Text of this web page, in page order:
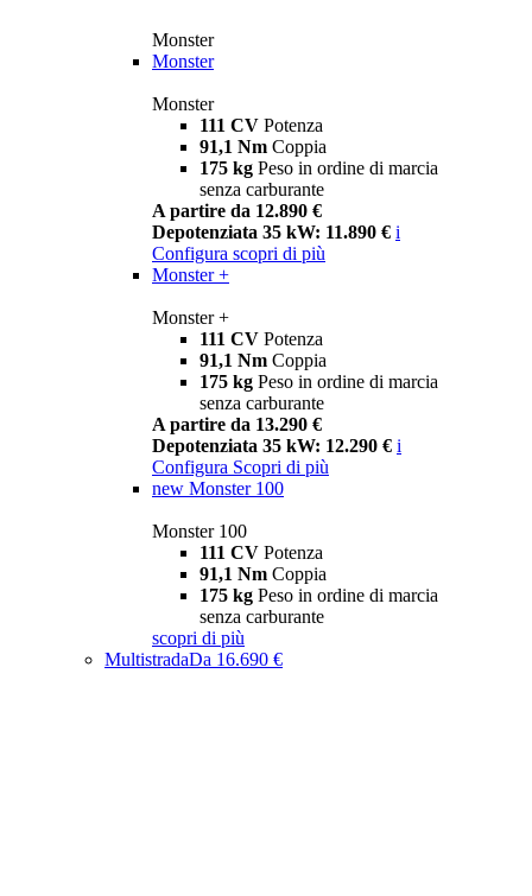
Monster
Monster
Monster
111 CV Potenza
91,1 Nm Coppia
175 kg Peso in ordine di marcia
senza carburante
A partire da 12.890 €
Depotenziata 35 kW: 11.890 € i
Configura scopri di più
Monster +
Monster +
111 CV Potenza
91,1 Nm Coppia
175 kg Peso in ordine di marcia
senza carburante
A partire da 13.290 €
Depotenziata 35 kW: 12.290 € i
Configura Scopri di più
new Monster 100
Monster 100
111 CV Potenza
91,1 Nm Coppia
175 kg Peso in ordine di marcia
senza carburante
scopri di più
MultistradaDa 16.690 €